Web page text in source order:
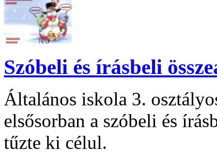
Szóbeli és írásbeli
Általános iskola 3.
elsősorban a szóbeli és
tűzte ki célul.